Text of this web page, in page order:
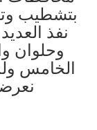
بتشطيب
نفذ
وحلوان
الخامس